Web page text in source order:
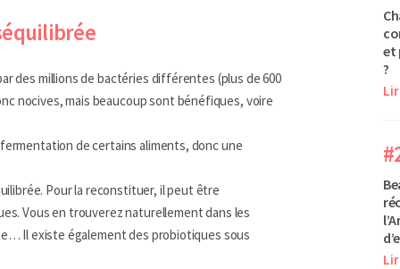
des millions de bactéries différentes (plus de 600
nocives, mais beaucoup sont bénéfiques, voire
de certains aliments, donc une
Pour la reconstituer, il peut être
Vous en trouverez naturellement dans les
Il existe également des probiotiques sous
et
?